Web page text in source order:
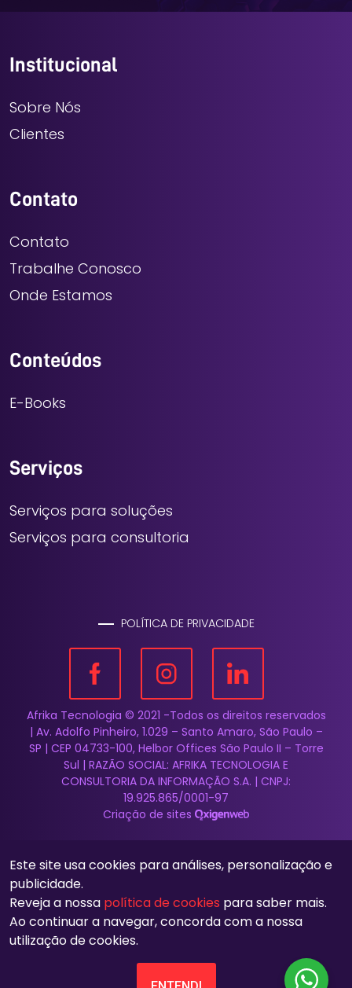
Institucional
Sobre Nós
Clientes
Contato
Contato
Trabalhe Conosco
Onde Estamos
Conteúdos
E-Books
Serviços
Serviços para soluções
Serviços para consultoria
POLÍTICA DE PRIVACIDADE
Afrika Tecnologia © 2021 -Todos os direitos reservados
| Av. Adolfo Pinheiro, 1.029 – Santo Amaro, São Paulo –
SP | CEP 04733-100, Helbor Offices São Paulo II – Torre
Sul | RAZÃO SOCIAL: AFRIKA TECNOLOGIA E
CONSULTORIA DA INFORMAÇÃO S.A. | CNPJ:
19.925.865/0001-97
Criação de sites
Este site usa cookies para análises, personalização e
publicidade.
Reveja a nossa política de cookies para saber mais.
Ao continuar a navegar, concorda com a nossa
utilização de cookies.